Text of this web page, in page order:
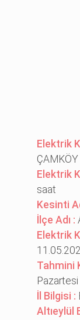
Elektrik
Elektrik
saat
Kesinti
İlçe Adı :
Elektrik
Tahmini
İl Bilgisi :
Altıeylül